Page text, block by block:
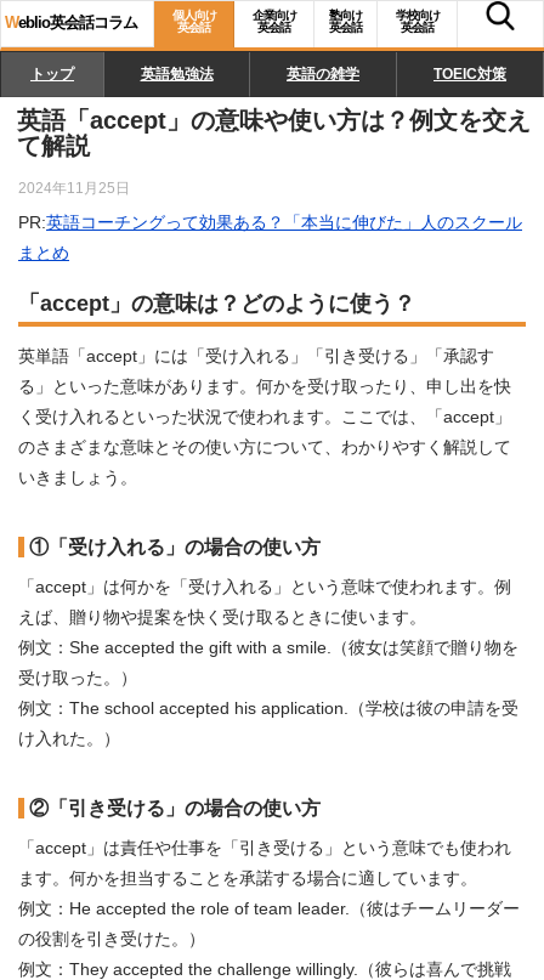
Weblio英会話コラム
個人向け
英会話
企業向け
英会話
塾向け
英会話
学校向け
英会話
トップ 英語勉強法 英語の雑学 TOEIC対策
英語「accept」の意味や使い方は？例文を交え
て解説
2024年11月25日
PR:英語コーチングって効果ある？「本当に伸びた」人のスクール
まとめ
「accept」の意味は？どのように使う？
英単語「accept」には「受け入れる」「引き受ける」「承認す
る」といった意味があります。何かを受け取ったり、申し出を快
く受け入れるといった状況で使われます。ここでは、「accept」
のさまざまな意味とその使い方について、わかりやすく解説して
いきましょう。
①「受け入れる」の場合の使い方
「accept」は何かを「受け入れる」という意味で使われます。例
えば、贈り物や提案を快く受け取るときに使います。
例文：She accepted the gift with a smile.（彼女は笑顔で贈り物を
受け取った。）
例文：The school accepted his application.（学校は彼の申請を受
け入れた。）
②「引き受ける」の場合の使い方
「accept」は責任や仕事を「引き受ける」という意味でも使われ
ます。何かを担当することを承諾する場合に適しています。
例文：He accepted the role of team leader.（彼はチームリーダー
の役割を引き受けた。）
例文：They accepted the challenge willingly.（彼らは喜んで挑戦